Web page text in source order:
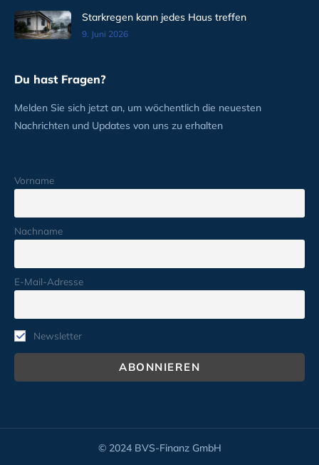
Starkregen kann jedes Haus treffen
9. Juni 2026
Du hast Fragen?
Melden Sie sich jetzt an, um wöchentlich die neuesten
Nachrichten und Updates von uns zu erhalten
Vorname
Nachname
E-Mail-Adresse
Newsletter
© 2024 BVS-Finanz GmbH